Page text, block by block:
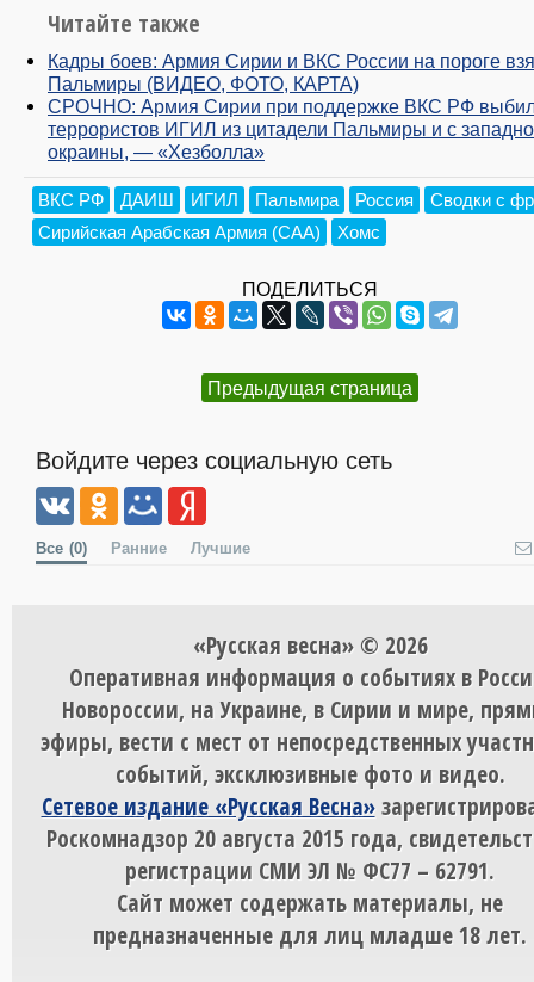
Читайте также
Кадры боев: Армия Сирии и ВКС России на пороге
Пальмиры (ВИДЕО, ФОТО, КАРТА)
СРОЧНО: Армия Сирии при поддержке ВКС РФ
террористов ИГИЛ из цитадели Пальмиры и с
окраины, — «Хезболла»
ВКС РФ ДАИШ ИГИЛ Пальмира Россия
Сводки с
Сирийская Арабская Армия (САА)
Хомс
ПОДЕЛИТЬСЯ
Предыдущая страница
Войдите через социальную сеть
Все (0) Ранние Лучшие
«Русская весна» © 2026
Оперативная информация о событиях в
Новороссии, на Украине, в Сирии и мире,
эфиры, вести с мест от непосредственных
событий, эксклюзивные фото и видео.
Сетевое издание «Русская Весна»
Роскомнадзор 20 августа 2015 года,
регистрации СМИ ЭЛ № ФС77 – 62791.
Сайт может содержать материалы, не
предназначенные для лиц младше 18 лет.